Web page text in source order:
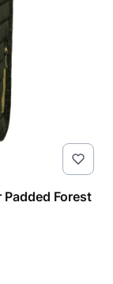
Padded Forest